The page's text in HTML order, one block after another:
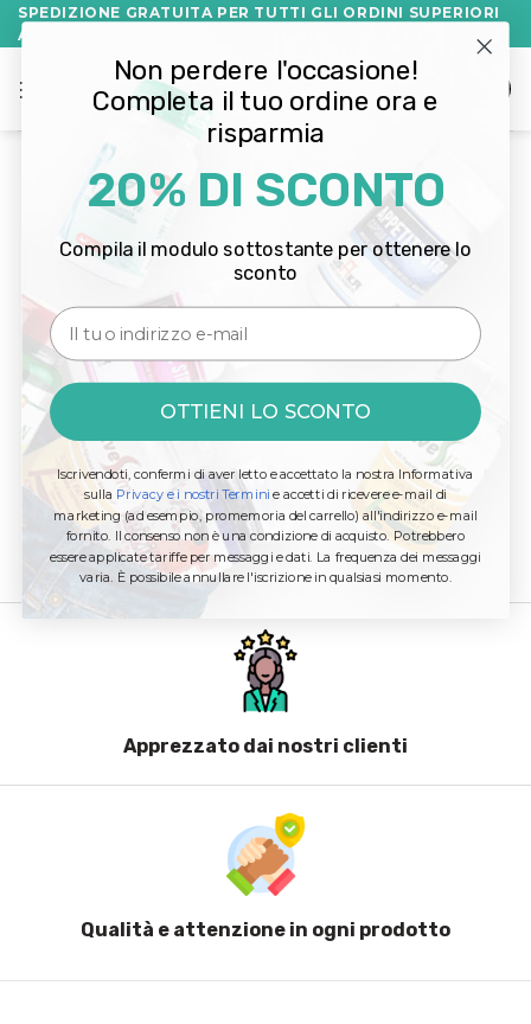
Salta
ai
SPEDIZIONE GRATUITA PER TUTTI GLI ORDINI SUPERIORI
A 60€!
Home / Prodotti taggati “Gold Lida”
corrisponde alla tua selezione.
Materie prime di alta qualità
Apprezzato dai nostri clienti
Qualità e attenzione in ogni prodotto
Non perdere l'occasione!
Completa il tuo ordine ora e
risparmia
20% DI SCONTO
Compila il modulo sottostante per ottenere lo
sconto
Email
OTTIENI LO SCONTO
Iscrivendoti, confermi di aver letto e accettato la nostra Informativa
sulla Privacy e i nostri Termini e accetti di ricevere e-mail di
marketing (ad esempio, promemoria del carrello) all'indirizzo e-mail
fornito. Il consenso non è una condizione di acquisto. Potrebbero
essere applicate tariffe per messaggi e dati. La frequenza dei messaggi
varia. È possibile annullare l'iscrizione in qualsiasi momento.